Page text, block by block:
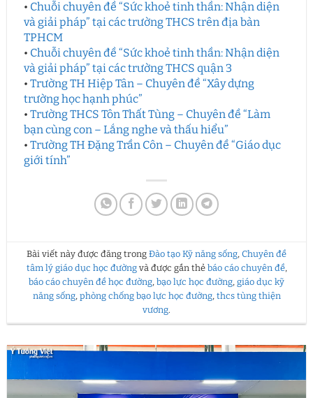
• Chuỗi chuyên đề “Sức khoẻ tinh thần: Nhận diện
và giải pháp” tại các trường THCS trên địa bàn
TPHCM
• Chuỗi chuyên đề “Sức khoẻ tinh thần: Nhận diện
và giải pháp” tại các trường THCS quận 3
• Trường TH Hiệp Tân – Chuyên đề “Xây dựng
trường học hạnh phúc”
• Trường THCS Tôn Thất Tùng – Chuyên đề “Làm
bạn cùng con – Lắng nghe và thấu hiểu”
• Trường TH Đặng Trần Côn – Chuyên đề “Giáo dục
giới tính”
Bài viết này được đăng trong Đào tạo Kỹ năng sống, Chuyên đề
tâm lý giáo dục học đườngvà được gắn thẻ báo cáo chuyên đề,
báo cáo chuyên đề học đường, bạo lực học đường, giáo dục kỹ
năng sống, phòng chống bạo lực học đường, thcs tùng thiện
vương.